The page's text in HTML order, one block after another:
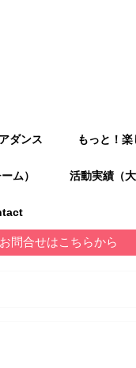
ダンス もっと！
ム） 活動実績（
問合せはこちらから